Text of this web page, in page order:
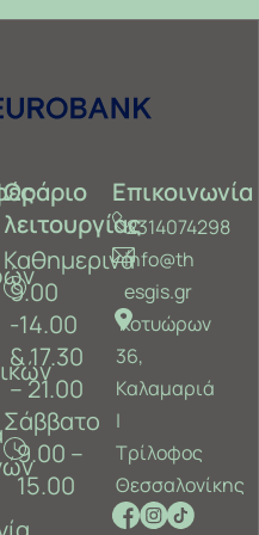
Ωράριο
λειτουργίας
Καθημερινά
9.00
-14.00
& 17.30
– 21.00
Σάββατο
9.00 –
15.00
Επικοινωνία
2314074298
info@th
esgis.gr
Κοτυώρων
36,
Καλαμαριά
‎|
Τρίλοφος
Θεσσαλονίκης